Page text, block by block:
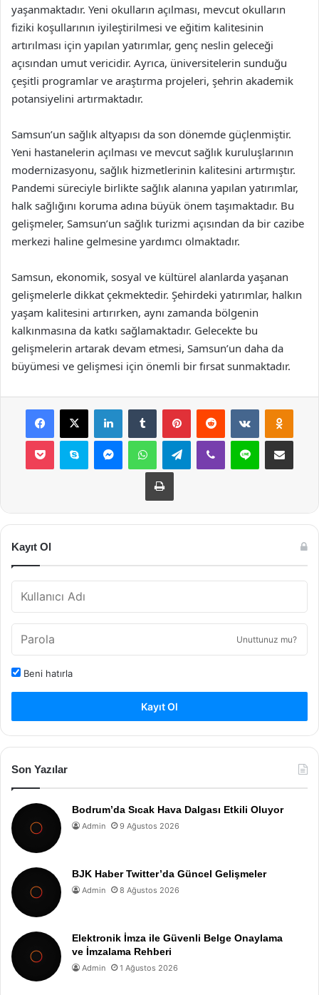
yaşanmaktadır. Yeni okulların açılması, mevcut okulların
fiziki koşullarının iyileştirilmesi ve eğitim kalitesinin
artırılması için yapılan yatırımlar, genç neslin geleceği
açısından umut vericidir. Ayrıca, üniversitelerin sunduğu
çeşitli programlar ve araştırma projeleri, şehrin akademik
potansiyelini artırmaktadır.
Samsun’un sağlık altyapısı da son dönemde güçlenmiştir.
Yeni hastanelerin açılması ve mevcut sağlık kuruluşlarının
modernizasyonu, sağlık hizmetlerinin kalitesini artırmıştır.
Pandemi süreciyle birlikte sağlık alanına yapılan yatırımlar,
halk sağlığını koruma adına büyük önem taşımaktadır. Bu
gelişmeler, Samsun’un sağlık turizmi açısından da bir cazibe
merkezi haline gelmesine yardımcı olmaktadır.
Samsun, ekonomik, sosyal ve kültürel alanlarda yaşanan
gelişmelerle dikkat çekmektedir. Şehirdeki yatırımlar, halkın
yaşam kalitesini artırırken, aynı zamanda bölgenin
kalkınmasına da katkı sağlamaktadır. Gelecekte bu
gelişmelerin artarak devam etmesi, Samsun’un daha da
büyümesi ve gelişmesi için önemli bir fırsat sunmaktadır.
Facebook
X LinkedInTumblr PinterestReddit VKontakte
Pocket Skype MessengerWhatsAppTelegramViber Line E-Posta ile
Yazdır
Kayıt Ol
Unuttunuz mu?
Beni hatırla
Kayıt Ol
Son Yazılar
Bodrum’da Sıcak Hava Dalgası Etkili Oluyor
Admin 9 Ağustos 2026
BJK Haber Twitter’da Güncel Gelişmeler
Admin 8 Ağustos 2026
Elektronik İmza ile Güvenli Belge Onaylama
ve İmzalama Rehberi
Admin 1 Ağustos 2026